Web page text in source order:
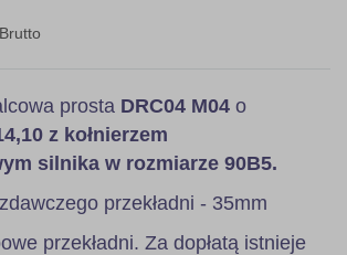
Brutto
prosta DRC04 M04 o
z kołnierzem
silnika w rozmiarze 90B5.
przekładni - 35mm
przekładni. Za dopłatą istnieje